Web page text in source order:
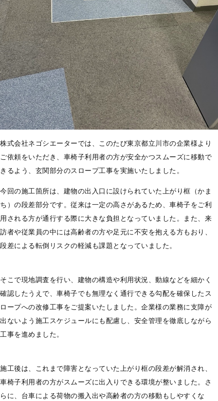
株式会社ネゴシエーターでは、このたび東京都立川市の企業様より
ご依頼をいただき、車椅子利用者の方が安全かつスムーズに移動で
きるよう、玄関部分のスロープ工事を実施いたしました。
今回の施工箇所は、建物の出入口に設けられていた上がり框（かま
ち）の段差部分です。従来は一定の高さがあるため、車椅子をご利
用される方が通行する際に大きな負担となっていました。また、来
訪者や従業員の中には高齢者の方や足元に不安を抱える方もおり、
段差による転倒リスクの軽減も課題となっていました。
そこで現地調査を行い、建物の構造や利用状況、動線などを細かく
確認したうえで、車椅子でも無理なく通行できる勾配を確保したス
ロープへの改修工事をご提案いたしました。企業様の業務に支障が
出ないよう施工スケジュールにも配慮し、安全管理を徹底しながら
工事を進めました。
施工後は、これまで障害となっていた上がり框の段差が解消され、
車椅子利用者の方がスムーズに出入りできる環境が整いました。さ
らに、台車による荷物の搬入出や高齢者の方の移動もしやすくな